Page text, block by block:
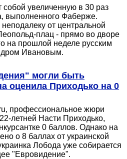
собой увеличенную в 30 раз
выполненного Фаберже.
от центральной
плац - прямо во дворе
на прошлой неделе русским
Ивановым.
могли быть
оценила Приходько на 0
профессиональное жюри
летней Насти Приходько,
0 баллов. Однако на
о 8 баллах от украинской
Лобода уже собирается
"Евровидение".